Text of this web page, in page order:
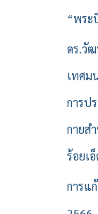
“พระ
ดร.วั
เทศม
การป
กายส
ร้อยเ
การแ